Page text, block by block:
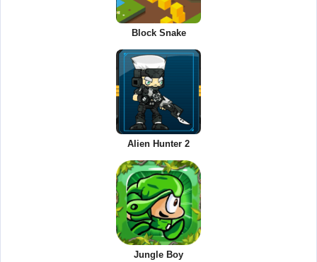
Block Snake
Alien Hunter 2
Jungle Boy